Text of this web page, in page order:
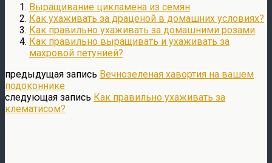
Выращивание цикламена из семян
Как ухаживать за драценой в домашних условиях?
Как правильно ухаживать за домашними розами
Как правильно выращивать и ухаживать за
махровой петунией?
предыдущая запись Вечнозеленая хавортия на вашем
подоконнике
следующая запись Как правильно ухаживать за
клематисом?